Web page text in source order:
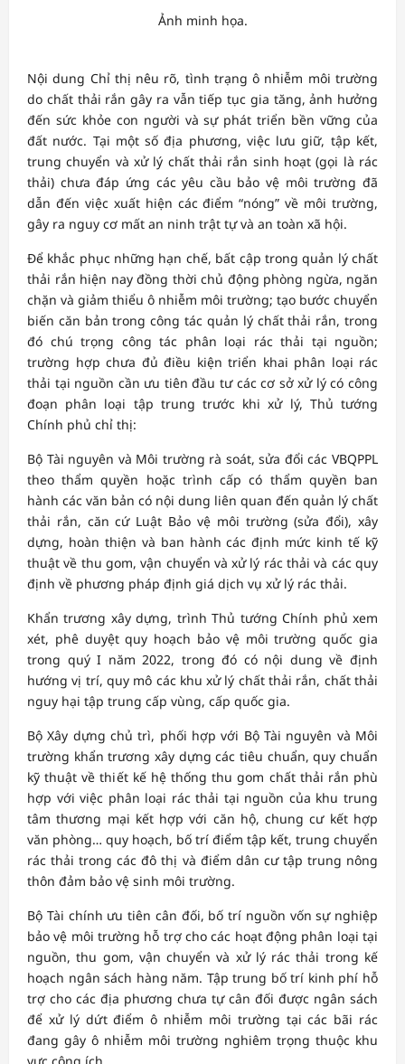
Ảnh minh họa.
Nội dung Chỉ thị nêu rõ, tình trạng ô nhiễm môi trường
do chất thải rắn gây ra vẫn tiếp tục gia tăng, ảnh hưởng
đến sức khỏe con người và sự phát triển bền vững của
đất nước. Tại một số địa phương, việc lưu giữ, tập kết,
trung chuyển và xử lý chất thải rắn sinh hoạt (gọi là rác
thải) chưa đáp ứng các yêu cầu bảo vệ môi trường đã
dẫn đến việc xuất hiện các điểm “nóng” về môi trường,
gây ra nguy cơ mất an ninh trật tự và an toàn xã hội.
Để khắc phục những hạn chế, bất cập trong quản lý chất
thải rắn hiện nay đồng thời chủ động phòng ngừa, ngăn
chặn và giảm thiểu ô nhiễm môi trường; tạo bước chuyển
biến căn bản trong công tác quản lý chất thải rắn, trong
đó chú trọng công tác phân loại rác thải tại nguồn;
trường hợp chưa đủ điều kiện triển khai phân loại rác
thải tại nguồn cần ưu tiên đầu tư các cơ sở xử lý có công
đoạn phân loại tập trung trước khi xử lý, Thủ tướng
Chính phủ chỉ thị:
Bộ Tài nguyên và Môi trường rà soát, sửa đổi các VBQPPL
theo thẩm quyền hoặc trình cấp có thẩm quyền ban
hành các văn bản có nội dung liên quan đến quản lý chất
thải rắn, căn cứ Luật Bảo vệ môi trường (sửa đổi), xây
dựng, hoàn thiện và ban hành các định mức kinh tế kỹ
thuật về thu gom, vận chuyển và xử lý rác thải và các quy
định về phương pháp định giá dịch vụ xử lý rác thải.
Khẩn trương xây dựng, trình Thủ tướng Chính phủ xem
xét, phê duyệt quy hoạch bảo vệ môi trường quốc gia
trong quý I năm 2022, trong đó có nội dung về định
hướng vị trí, quy mô các khu xử lý chất thải rắn, chất thải
nguy hại tập trung cấp vùng, cấp quốc gia.
Bộ Xây dựng chủ trì, phối hợp với Bộ Tài nguyên và Môi
trường khẩn trương xây dựng các tiêu chuẩn, quy chuẩn
kỹ thuật về thiết kế hệ thống thu gom chất thải rắn phù
hợp với việc phân loại rác thải tại nguồn của khu trung
tâm thương mại kết hợp với căn hộ, chung cư kết hợp
văn phòng… quy hoạch, bố trí điểm tập kết, trung chuyển
rác thải trong các đô thị và điểm dân cư tập trung nông
thôn đảm bảo vệ sinh môi trường.
Bộ Tài chính ưu tiên cân đối, bố trí nguồn vốn sự nghiệp
bảo vệ môi trường hỗ trợ cho các hoạt động phân loại tại
nguồn, thu gom, vận chuyển và xử lý rác thải trong kế
hoạch ngân sách hàng năm. Tập trung bố trí kinh phí hỗ
trợ cho các địa phương chưa tự cân đối được ngân sách
để xử lý dứt điểm ô nhiễm môi trường tại các bãi rác
đang gây ô nhiễm môi trường nghiêm trọng thuộc khu